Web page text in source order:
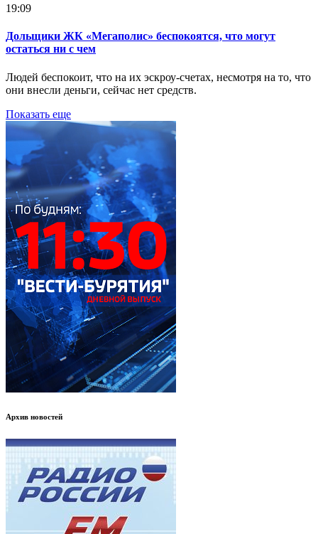
19:09
Дольщики ЖК «Мегаполис» беспокоятся, что могут
остаться ни с чем
Людей беспокоит, что на их эскроу-счетах, несмотря на то, что
они внесли деньги, сейчас нет средств.
Показать еще
Архив новостей